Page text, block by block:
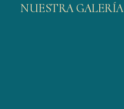
NUESTRA GALERÍA